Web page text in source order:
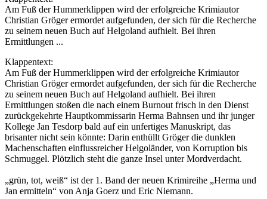
Am Fuß der Hummerklippen wird der erfolgreiche Krimiautor
Christian Gröger ermordet aufgefunden, der sich für die Recherche
zu seinem neuen Buch auf Helgoland aufhielt. Bei ihren
Ermittlungen ...
Klappentext:
Am Fuß der Hummerklippen wird der erfolgreiche Krimiautor
Christian Gröger ermordet aufgefunden, der sich für die Recherche
zu seinem neuen Buch auf Helgoland aufhielt. Bei ihren
Ermittlungen stoßen die nach einem Burnout frisch in den Dienst
zurückgekehrte Hauptkommissarin Herma Bahnsen und ihr junger
Kollege Jan Tesdorp bald auf ein unfertiges Manuskript, das
brisanter nicht sein könnte: Darin enthüllt Gröger die dunklen
Machenschaften einflussreicher Helgoländer, von Korruption bis
Schmuggel. Plötzlich steht die ganze Insel unter Mordverdacht.
„grün, tot, weiß“ ist der 1. Band der neuen Krimireihe „Herma und
Jan ermitteln“ von Anja Goerz und Eric Niemann.